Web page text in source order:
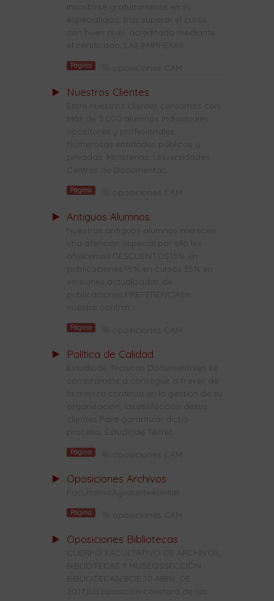
inscribirse gratuitamente en su
especialidad, tras superar el curso
con buen nivel, acreditado mediante
el certificado. LAS EMPRESAS ...
Página oposiciones CAM
Nuestros Clientes
Entre nuestros clientes contamos con:
Más de 5.000 alumnos individuales:
opositores y profesionales.
Numerosas entidades públicas y
privadas: Ministerios, Universidades,
Centros de Documentac...
Página oposiciones CAM
Antiguos Alumnos
Nuestros antiguos alumnos merecen
una atención especial,por ello les
ofrecemos:DESCUENTOS15% en
publicaciones.15% en cursos.35% en
versiones actualizadas de
publicaciones.PREFERENCIAEn
nuestra contrat...
Página oposiciones CAM
Política de Calidad
Estudiode Técnicas Documentales se
compromete a conseguir a través de
la mejora continua en la gestión de su
organización, lasatisfacción desus
clientes.Para garantizar dicho
proceso, Estudiode Técnic...
Página oposiciones CAM
Oposiciones Archivos
FacultativoAyudanteAuxiliar
Página oposiciones CAM
Oposiciones Bibliotecas
CUERPO FACULTATIVO DE ARCHIVOS,
BIBLIOTECAS Y MUSEOSSECCIÓN
BIBLIOTECAS(BOE 12 ABRIL DE
2017)La oposición constará de los